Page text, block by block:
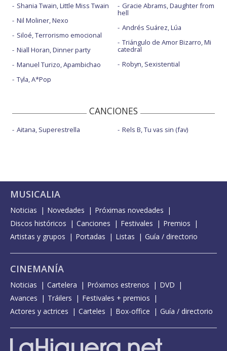
Shania Twain, Little Miss Twain
Nil Moliner, Nexo
Siloé, Terrorismo emocional
Niall Horan, Dinner party
Manuel Turizo, Apambichao
Tyla, A*Pop
Gracie Abrams, Daughter from
hell
Andrés Suárez, Lúa
Triángulo de Amor Bizarro, Mi
catedral
Robyn, Sexistential
CANCIONES
Aitana, Superestrella Rels B, Tu vas sin (fav)
MUSICALIA
Noticias Novedades
Próximas novedades
Discos históricos
Canciones Festivales
Premios
Artistas y grupos
Portadas Listas Guía / directorio
CINEMANÍA
Noticias Cartelera Próximos estrenos
DVD
Avances
Tráilers
Festivales + premios
Actores y actrices
Carteles Box-office Guía / directorio